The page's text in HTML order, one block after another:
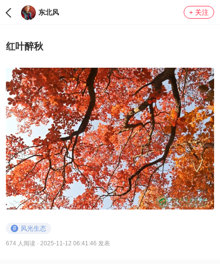
东北风 + 关注
红叶醉秋
# 风光生态
674 人阅读 · 2025-11-12 06:41:46 发表